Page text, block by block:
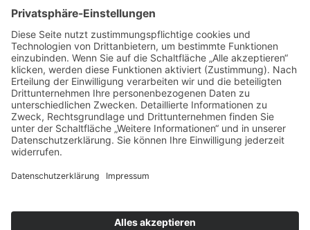
+49 351 6571-400
ed.egelfp-etsneid-elaizos@ofni
Schöne Aussicht 1, 01705 Freital
Instagram
Impressum